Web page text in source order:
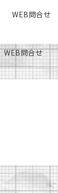
WEB問合せ
WEB問合せ